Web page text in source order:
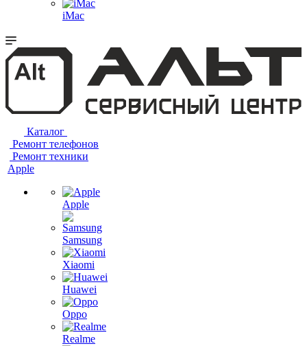
iMac
Каталог
Ремонт телефонов
Ремонт техники
Apple
Apple
Samsung
Xiaomi
Huawei
Oppo
Realme